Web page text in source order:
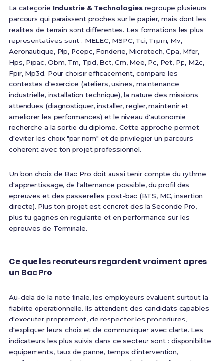
La categorie Industrie & Technologies regroupe plusieurs
parcours qui paraissent proches sur le papier, mais dont les
realites de terrain sont differentes. Les formations les plus
representatives sont : MELEC, MSPC, Tci, Trpm, Mv,
Aeronautique, Plp, Pcepc, Fonderie, Microtech, Cpa, Mfer,
Hps, Pipac, Obm, Tm, Tpd, Bct, Cm, Mee, Pc, Pet, Pp, M2c,
Fpir, Mp3d. Pour choisir efficacement, compare les
contextes d'exercice (ateliers, usines, maintenance
industrielle, installation technique), la nature des missions
attendues (diagnostiquer, installer, regler, maintenir et
ameliorer les performances) et le niveau d'autonomie
recherche a la sortie du diplome. Cette approche permet
d'eviter les choix "par nom" et de privilegier un parcours
coherent avec ton projet professionnel.
Un bon choix de Bac Pro doit aussi tenir compte du rythme
d'apprentissage, de l'alternance possible, du profil des
epreuves et des passerelles post-bac (BTS, MC, insertion
directe). Plus ton projet est concret des la Seconde Pro,
plus tu gagnes en regularite et en performance sur les
epreuves de Terminale.
Ce que les recruteurs regardent vraiment apres
un Bac Pro
Au-dela de la note finale, les employeurs evaluent surtout la
fiabilite operationnelle. Ils attendent des candidats capables
d'executer proprement, de respecter les procedures,
d'expliquer leurs choix et de communiquer avec clarte. Les
indicateurs les plus suivis dans ce secteur sont : disponibilite
equipements, taux de panne, temps d'intervention,